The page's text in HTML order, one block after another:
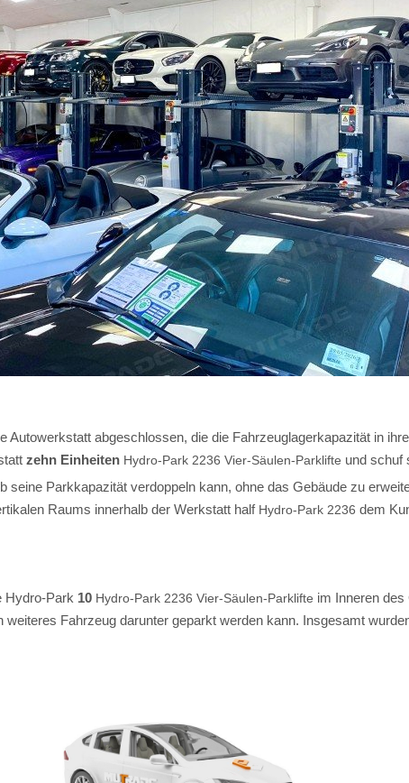
abgeschlossen, die die Fahrzeuglagerkapazität in
zehn Einheiten Hydro-Park 2236 Vier-Säulen-Parklifte und schuf
seine Parkkapazität verdoppeln kann, ohne das Gebäude zu
Raums innerhalb der Werkstatt half Hydro-Park 2236 dem
Hydro-Park 10 Hydro-Park 2236 Vier-Säulen-Parklifte im Inneren
Fahrzeug darunter geparkt werden kann. Insgesamt